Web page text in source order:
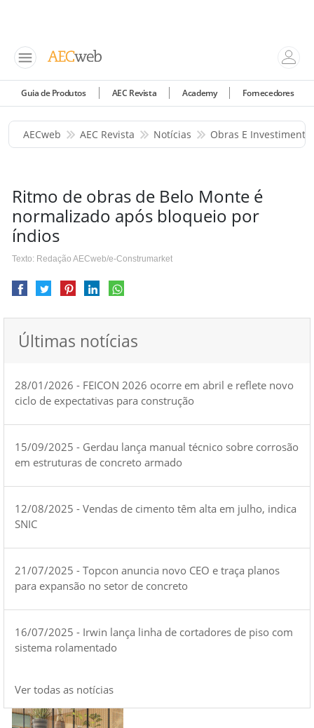
Guia de Produtos AEC Revista Academy Fornecedores
AECweb AEC Revista Notícias Obras E
Ritmo de obras de Belo Monte é
normalizado após bloqueio por
índios
Texto: Redação AECweb/e-Construmarket
Últimas notícias
28/01/2026 - FEICON 2026 ocorre em abril e reflete novo
ciclo de expectativas para construção
15/09/2025 - Gerdau lança manual técnico sobre corrosão
em estruturas de concreto armado
12/08/2025 - Vendas de cimento têm alta em julho, indica
SNIC
21/07/2025 - Topcon anuncia novo CEO e traça planos
para expansão no setor de concreto
16/07/2025 - Irwin lança linha de cortadores de piso com
sistema rolamentado
Ver todas as notícias